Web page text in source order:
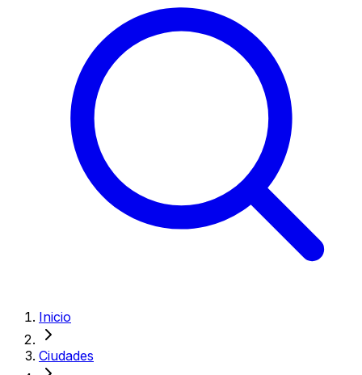
Inicio
Ciudades